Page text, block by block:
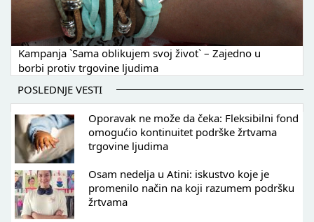
Kampanja `Sama oblikujem svoj život` – Zajedno u
borbi protiv trgovine ljudima
POSLEDNJE VESTI
Oporavak ne može da čeka: Fleksibilni fond
omogućio kontinuitet podrške žrtvama
trgovine ljudima
Osam nedelja u Atini: iskustvo koje je
promenilo način na koji razumem podršku
žrtvama